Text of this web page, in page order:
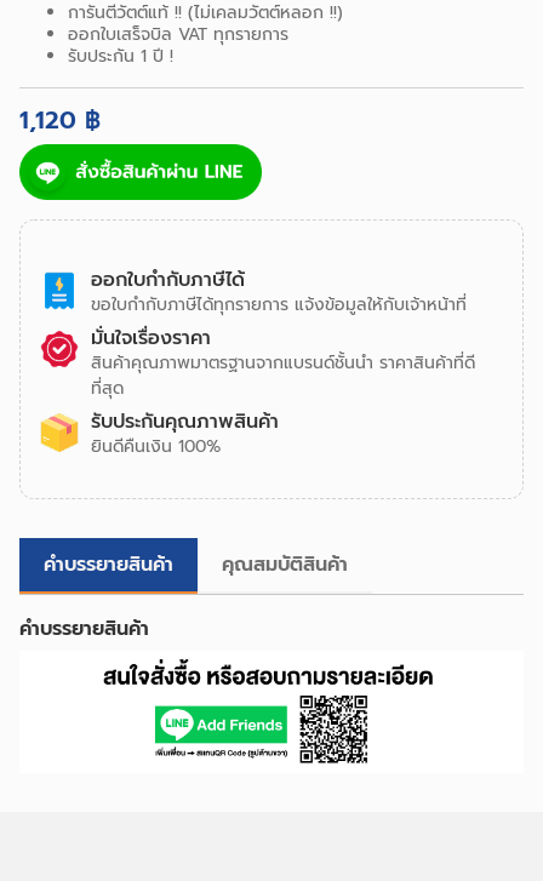
การันตีวัตต์แท้ !! (ไม่เคลมวัตต์หลอก !!)
ออกใบเสร็จบิล VAT ทุกรายการ
รับประกัน 1 ปี !
1,120 ฿
ออกใบกำกับภาษีได้
ขอใบกำกับภาษีได้ทุกรายการ แจ้งข้อมูลให้กับเจ้าหน้าที่
มั่นใจเรื่องราคา
สินค้าคุณภาพมาตรฐานจากแบรนด์ชั้นนำ ราคาสินค้าที่ดี
ที่สุด
รับประกันคุณภาพสินค้า
ยินดีคืนเงิน 100%
คำบรรยายสินค้า คุณสมบัติสินค้า
คำบรรยายสินค้า